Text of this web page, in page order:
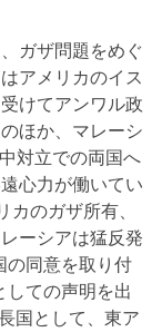
ガザ問題をめぐ
アメリカのイス
けてアンワル政
ほか、マレーシ
対立での両国へ
心力が働いてい
のガザ所有、
ーシアは猛反発
の同意を取り付
しての声明を出
国として、東ア